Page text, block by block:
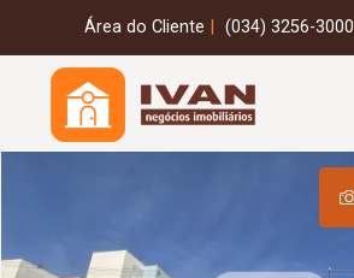
Área do Cliente (034) 3256-3000